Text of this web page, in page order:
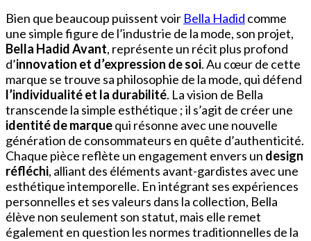
Bien que beaucoup puissent voir Bella Hadid comme
une simple figure de l’industrie de la mode, son projet,
Bella Hadid Avant, représente un récit plus profond
d’innovation et d’expression de soi. Au cœur de cette
marque se trouve sa philosophie de la mode, qui défend
l’individualité et la durabilité. La vision de Bella
transcende la simple esthétique ; il s’agit de créer une
identité de marquequi résonne avec une nouvelle
génération de consommateurs en quête d’authenticité.
Chaque pièce reflète un engagement envers un design
réfléchi, alliant des éléments avant-gardistes avec une
esthétique intemporelle. En intégrant ses expériences
personnelles et ses valeurs dans la collection, Bella
élève non seulement son statut, mais elle remet
également en question les normes traditionnelles de la